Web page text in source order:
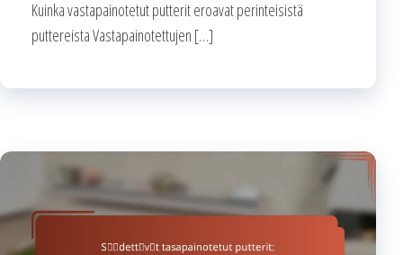
Kuinka vastapainotetut putterit eroavat perinteisistä
puttereista Vastapainotettujen […]